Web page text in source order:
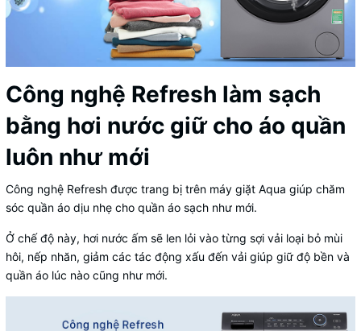
Công nghệ Refresh làm sạch
bằng hơi nước giữ cho áo quần
luôn như mới
Công nghệ Refresh được trang bị trên máy giặt Aqua giúp chăm
sóc quần áo dịu nhẹ cho quần áo sạch như mới.
Ở chế độ này, hơi nước ấm sẽ len lỏi vào từng sợi vải loại bỏ mùi
hôi, nếp nhăn, giảm các tác động xấu đến vải giúp giữ độ bền và
quần áo lúc nào cũng như mới.